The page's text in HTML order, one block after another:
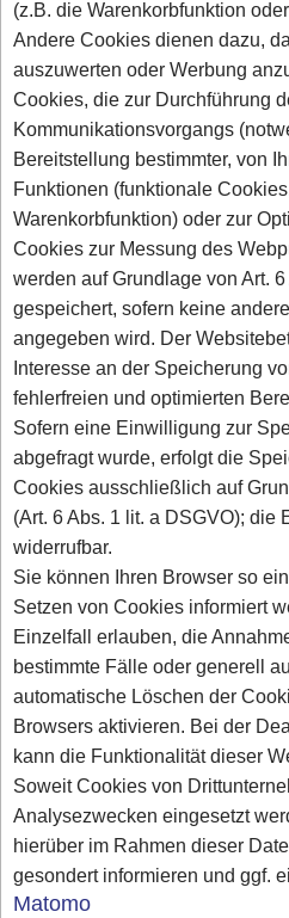
(z.B. die Warenkorbfunktion
Andere Cookies dienen dazu,
auszuwerten oder Werbung
Cookies, die zur Durchführung
Kommunikationsvorgangs
Bereitstellung bestimmter, von
Funktionen (funktionale
Warenkorbfunktion) oder zur
Cookies zur Messung des
werden auf Grundlage von Art.
gespeichert, sofern keine
angegeben wird. Der
Interesse an der Speicherung
fehlerfreien und optimierten
Sofern eine Einwilligung zur
abgefragt wurde, erfolgt die
Cookies ausschließlich auf
(Art. 6 Abs. 1 lit. a DSGVO);
widerrufbar.
Sie können Ihren Browser so
Setzen von Cookies informiert
Einzelfall erlauben, die
bestimmte Fälle oder generell
automatische Löschen der
Browsers aktivieren. Bei der
kann die Funktionalität dieser
Soweit Cookies von
Analysezwecken eingesetzt
hierüber im Rahmen dieser
gesondert informieren und ggf.
Matomo